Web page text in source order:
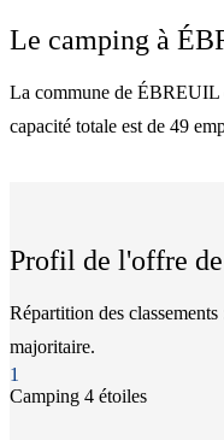
Le camping à
La commune de ÉBREUIL
capacité totale est de 49
Profil de l'offre
Répartition des
majoritaire.
1
Camping 4 étoiles